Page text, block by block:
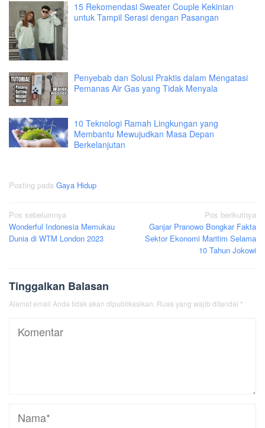
15 Rekomendasi Sweater Couple Kekinian
untuk Tampil Serasi dengan Pasangan
Penyebab dan Solusi Praktis dalam Mengatasi
Pemanas Air Gas yang Tidak Menyala
10 Teknologi Ramah Lingkungan yang
Membantu Mewujudkan Masa Depan
Berkelanjutan
Posting pada Gaya Hidup
Navigasi
pos
Pos sebelumnya
Wonderful Indonesia Memukau
Dunia di WTM London 2023
Pos berikutnya
Ganjar Pranowo Bongkar Fakta
Sektor Ekonomi Maritim Selama
10 Tahun Jokowi
Tinggalkan Balasan
Alamat email Anda tidak akan dipublikasikan. Ruas yang wajib ditandai *